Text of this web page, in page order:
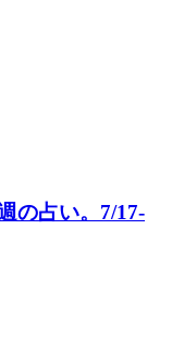
の占い。7/17-